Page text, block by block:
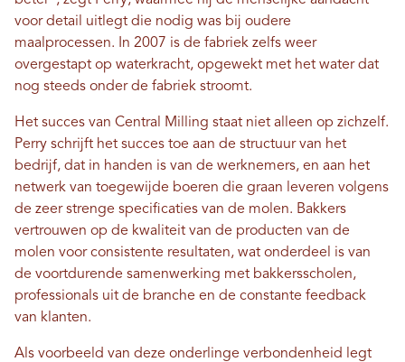
voor detail uitlegt die nodig was bij oudere
maalprocessen. In 2007 is de fabriek zelfs weer
overgestapt op waterkracht, opgewekt met het water dat
nog steeds onder de fabriek stroomt.
Het succes van Central Milling staat niet alleen op zichzelf.
Perry schrijft het succes toe aan de structuur van het
bedrijf, dat in handen is van de werknemers, en aan het
netwerk van toegewijde boeren die graan leveren volgens
de zeer strenge specificaties van de molen. Bakkers
vertrouwen op de kwaliteit van de producten van de
molen voor consistente resultaten, wat onderdeel is van
de voortdurende samenwerking met bakkersscholen,
professionals uit de branche en de constante feedback
van klanten.
Als voorbeeld van deze onderlinge verbondenheid legt